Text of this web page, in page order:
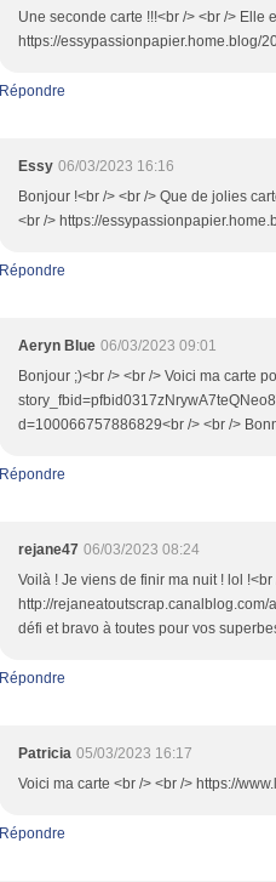
Une seconde carte !!!<br /> <br /> Elle
https://essypassionpapier.home.blog/
Répondre
Essy 06/03/2023 16:16
Bonjour !<br /> <br /> Que de jolies
<br /> https://
Répondre
Aeryn Blue 06/03/2023 09:01
Bonjour ;)<br /> <br /> Voici ma carte
d=100066757886829<br /> <br />
Répondre
rejane47 06/03/2023 08:24
Voilà ! Je viens de finir ma nuit ! lol
http://
défi et bravo à toutes pour vos
Répondre
Patricia 05/03/2023 16:17
Voici ma carte <br /> <br /> https://
Répondre